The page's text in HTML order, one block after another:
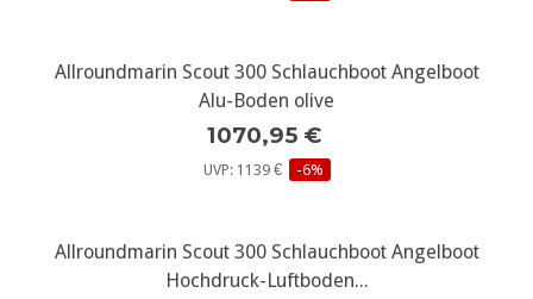
Allroundmarin Scout 300 Schlauchboot Angelboot
Alu-Boden olive
1070,95 €
UVP: 1139 € -6%
Allroundmarin Scout 300 Schlauchboot Angelboot
Hochdruck-Luftboden...